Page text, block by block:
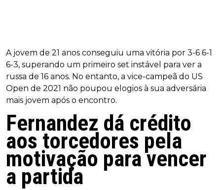
A jovem de 21 anos conseguiu uma vitória por 3-6 6-1
6-3, superando um primeiro set instável para ver a
russa de 16 anos. No entanto, a vice-campeã do US
Open de 2021 não poupou elogios à sua adversária
mais jovem após o encontro.
Fernandez dá crédito
aos torcedores pela
motivação para vencer
a partida